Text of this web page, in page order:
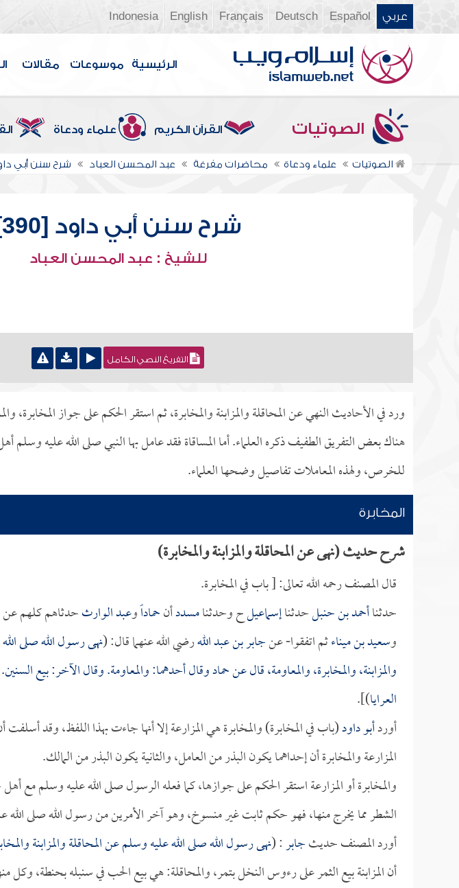
عربي Español
Deutsch
Français
English
Indonesia
الرئيسية موسوعات مقالات
الصوتيات القرآن الكريم علماء ودعاة
الصوتيات علماء ودعاة محاضرات مفرغة عبد المحسن العباد شرح سنن أبي
شرح سنن أبي داود [390]
للشيخ : عبد المحسن العباد
التفريغ النصي الكامل
ورد في الأحاديث النهي عن المحاقلة والمزابنة والمخابرة، ثم استقر الحكم على جواز المخابرة،
هناك بعض التفريق الطفيف ذكره العلماء. أما المساقاة فقد عامل بها النبي صلى الله عليه
للخرص، ولهذه المعاملات تفاصيل وضحها العلماء.
المخابرة
شرح حديث (نهى عن المحاقلة والمزابنة والمخابرة)
قال المصنف رحمه الله تعالى: [ باب في المخابرة.
حدثناأحمد بن حنبلحدثناإسماعيلح وحدثنامسددأنحماداًوعبد الوارثحدثاهم كلهم عن
وسعيد بن ميناءثم اتفقوا- عنجابر بن عبد اللهرضي الله عنهما قال: (نهى رسول الله صلى
والمزابنة، والمخابرة، والمعاومة، قال عنحمادوقال أحدهما: والمعاومة. وقال الآخر: بيع
العرايا)].
أوردأبو داود(باب في المخابرة) والمخابرة هي المزارعة إلا أنها جاءت بهذا اللفظ، وقد
المزارعة والمخابرة أن إحداهما يكون البذر من العامل، والثانية يكون البذر من المالك.
والمخابرة أو المزارعة استقر الحكم على جوازها، كما فعله الرسول صلى الله عليه وسلم مع
الشطر مما يخرج منها، فهو حكم ثابت غير منسوخ، وهو آخر الأمرين من رسول الله صلى الله
أورد المصنف حديثجابر: (نهى رسول الله صلى الله عليه وسلم عن المحاقلة والمزابنة
أن المزابنة بيع الثمر على رءوس النخل بتمر، والمحاقلة: هي بيع الحب في سنبله بحنطة، وكل